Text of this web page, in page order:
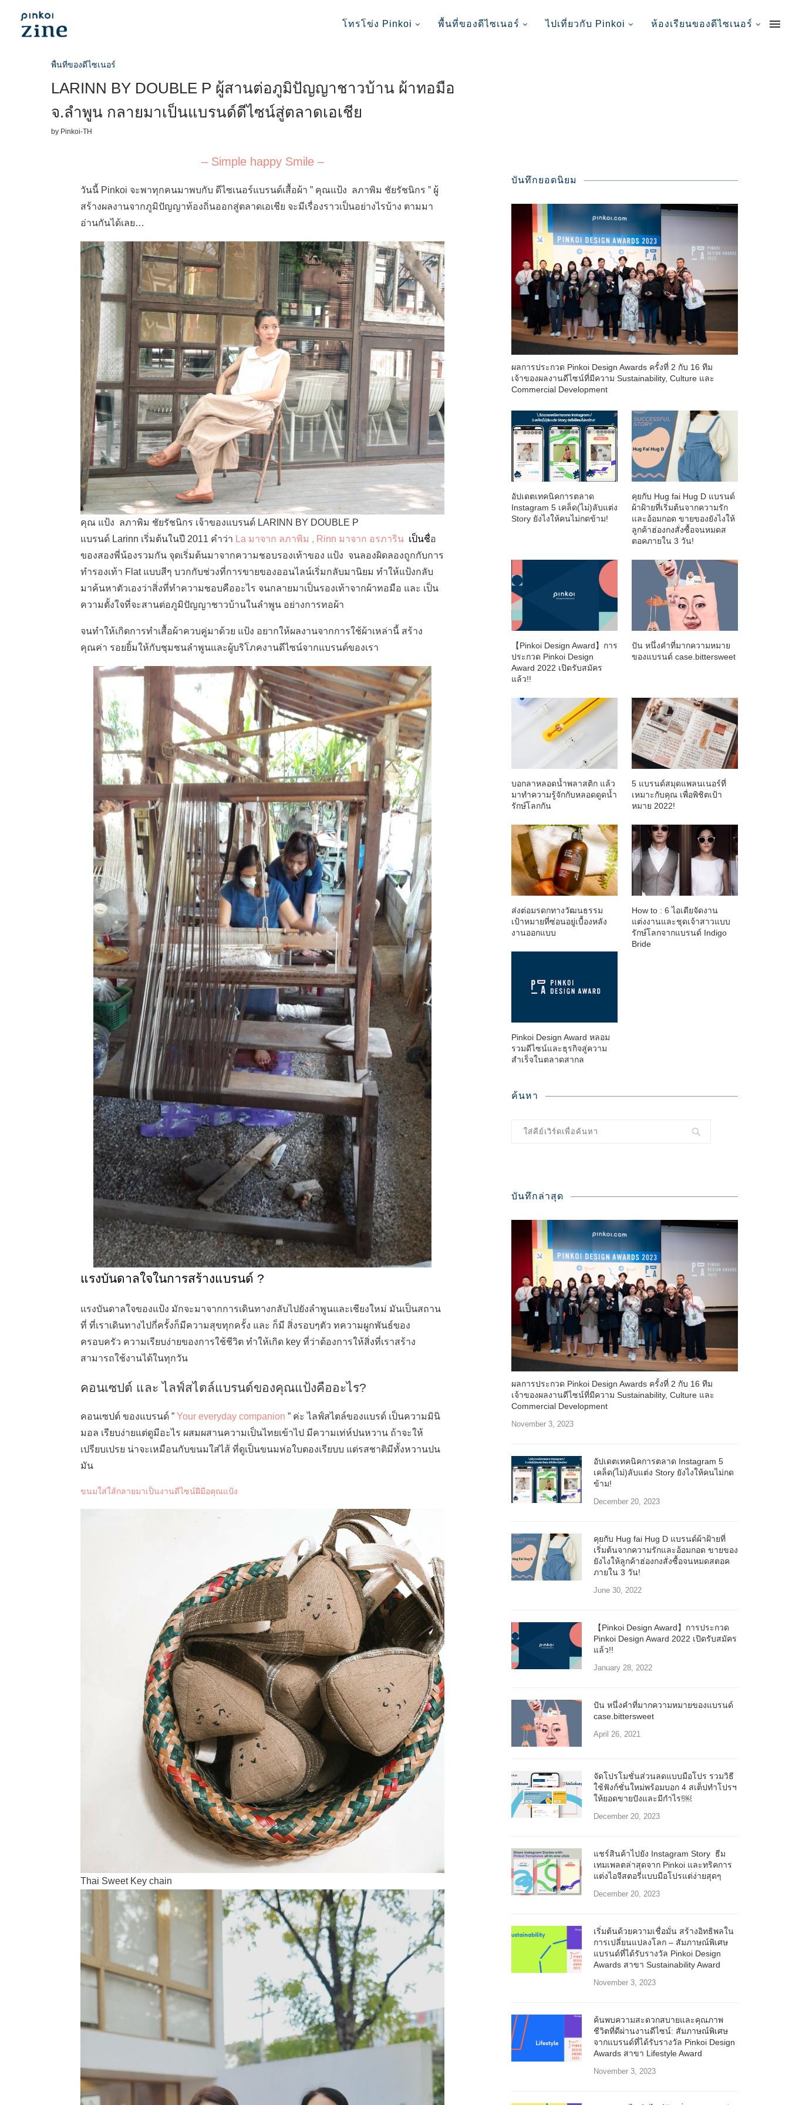
โทรโข่ง Pinkoi พื้นที่ของดีไซเนอร์ ไปเที่ยวกับ Pinkoi ห้องเรียนของดีไซเนอร์
พื้นที่ของดีไซเนอร์
LARINN BY DOUBLE P ผู้สานต่อภูมิปัญญาชาวบ้าน ผ้าทอมือ
จ.ลำพูน กลายมาเป็นแบรนด์ดีไซน์สู่ตลาดเอเชีย
by Pinkoi-TH
– Simple happy Smile –
วันนี้ Pinkoi จะพาทุกคนมาพบกับ ดีไซเนอร์แบรนด์เสื้อผ้า ” คุณแป้ง ลภาพิม ชัยรัชนิกร ” ผู้
สร้างผลงานจากภูมิปัญญาท้องถิ่นออกสู่ตลาดเอเชีย จะมีเรื่องราวเป็นอย่างไรบ้าง ตามมา
อ่านกันได้เลย…
คุณ แป้ง ลภาพิม ชัยรัชนิกร เจ้าของแบรนด์ LARINN BY DOUBLE P
แบรนด์ Larinn เริ่มต้นในปี 2011 คำว่า La มาจาก ลภาพิม , Rinn มาจาก อรภาริน เป็นชื่อ
ของสองพี่น้องรวมกัน จุดเริ่มต้นมาจากความชอบรองเท้าของ แป้ง จนลองผิดลองถูกกับการ
ทำรองเท้า Flat แบบสีๆ บวกกับช่วงที่การขายของออนไลน์เริ่มกลับมานิยม ทำให้แป้งกลับ
มาค้นหาตัวเองว่าสิ่งที่ทำความชอบคืออะไร จนกลายมาเป็นรองเท้าจากผ้าทอมือ และ เป็น
ความตั้งใจที่จะสานต่อภูมิปัญญาชาวบ้านในลำพูน อย่างการทอผ้า
จนทำให้เกิดการทำเสื้อผ้าควบคู่มาด้วย แป้ง อยากให้ผลงานจากการใช้ผ้าเหล่านี้ สร้าง
คุณค่า รอยยิ้มให้กับชุมชนลำพูนและผู้บริโภคงานดีไซน์จากแบรนด์ของเรา
แรงบันดาลใจในการสร้างแบรนด์ ?
แรงบันดาลใจของแป้ง มักจะมาจากการเดินทางกลับไปยังลำพูนและเชียงใหม่ มันเป็นสถาน
ที่ ที่เราเดินทางไปกี่ครั้งก็มีความสุขทุกครั้ง และ ก็มี สิ่งรอบๆตัว ทความผูกพันธ์ของ
ครอบครัว ความเรียบง่ายของการใช้ชีวิต ทำให้เกิด key ที่ว่าต้องการให้สิ่งที่เราสร้าง
สามารถใช้งานได้ในทุกวัน
คอนเซปต์ และ ไลฟ์สไตล์แบรนด์ของคุณแป้งคืออะไร?
คอนเซปต์ ของแบรนด์ ” Your everyday companion ” ค่ะ ไลฟ์สไตล์ของแบรด์ เป็นความมินิ
มอล เรียบง่ายแต่ดูมีอะไร ผสมผสานความเป็นไทยเข้าไป มีความเท่ห์ปนหวาน ถ้าจะให้
เปรียบเปรย น่าจะเหมือนกับขนมใส่ไส้ ที่ดูเป็นขนมห่อใบตองเรียบบ แต่รสชาติมีทั้งหวานปน
มัน
ขนมใส่ใส้กลายมาเป็นงานดีไซน์ฝีมือคุณแป้ง
Thai Sweet Key chain
บันทึกยอดนิยม
ผลการประกวด Pinkoi Design Awards ครั้งที่ 2 กับ 16 ทีม
เจ้าของผลงานดีไซน์ที่มีความ Sustainability, Culture และ
Commercial Development
อัปเดตเทคนิคการตลาด
Instagram 5 เคล็ด(ไม่)ลับแต่ง
Story ยังไงให้คนไม่กดข้าม!
คุยกับ Hug fai Hug D แบรนด์
ผ้าฝ้ายที่เริ่มต้นจากความรัก
และอ้อมกอด ขายของยังไงให้
ลูกค้าฮ่องกงสั่งซื้อจนหมดส
ตอคภายใน 3 วัน!
【Pinkoi Design Award】การ
ประกวด Pinkoi Design
Award 2022 เปิดรับสมัคร
แล้ว!!
ปัน หนึ่งคำที่มากความหมาย
ของแบรนด์ case.bittersweet
บอกลาหลอดน้ำพลาสติก แล้ว
มาทำความรู้จักกับหลอดดูดน้ำ
รักษ์โลกกัน
5 แบรนด์สมุดแพลนเนอร์ที่
เหมาะกับคุณ เพื่อพิชิตเป้า
หมาย 2022!
ส่งต่อมรดกทางวัฒนธรรม
เป้าหมายที่ซ่อนอยู่เบื้องหลัง
งานออกแบบ
How to : 6 ไอเดียจัดงาน
แต่งงานและชุดเจ้าสาวแบบ
รักษ์โลกจากแบรนด์ Indigo
Bride
Pinkoi Design Award หลอม
รวมดีไซน์และธุรกิจสู่ความ
สำเร็จในตลาดสากล
ค้นหา
บันทึกล่าสุด
ผลการประกวด Pinkoi Design Awards ครั้งที่ 2 กับ 16 ทีม
เจ้าของผลงานดีไซน์ที่มีความ Sustainability, Culture และ
Commercial Development
November 3, 2023
อัปเดตเทคนิคการตลาด Instagram 5
เคล็ด(ไม่)ลับแต่ง Story ยังไงให้คนไม่กด
ข้าม!
December 20, 2023
คุยกับ Hug fai Hug D แบรนด์ผ้าฝ้ายที่
เริ่มต้นจากความรักและอ้อมกอด ขายของ
ยังไงให้ลูกค้าฮ่องกงสั่งซื้อจนหมดสตอค
ภายใน 3 วัน!
June 30, 2022
【Pinkoi Design Award】การประกวด
Pinkoi Design Award 2022 เปิดรับสมัคร
แล้ว!!
January 28, 2022
ปัน หนึ่งคำที่มากความหมายของแบรนด์
case.bittersweet
April 26, 2021
จัดโปรโมชั่นส่วนลดแบบมือโปร รวมวิธี
ใช้ฟังก์ชั่นใหม่พร้อมบอก 4 สเต็ปทำโปรฯ
ให้ยอดขายปังและมีกำไร!￼
December 20, 2023
แชร์สินค้าไปยัง Instagram Story ธีม
เทมเพลตล่าสุดจาก Pinkoi และทริคการ
แต่งไอจีสตอรี่แบบมือโปรแต่ง่ายสุดๆ
December 20, 2023
เริ่มต้นด้วยความเชื่อมั่น สร้างอิทธิพลใน
การเปลี่ยนแปลงโลก – สัมภาษณ์พิเศษ
แบรนด์ที่ได้รับรางวัล Pinkoi Design
Awards สาขา Sustainability Award
November 3, 2023
ค้นพบความสะดวกสบายและคุณภาพ
ชีวิตที่ดีผ่านงานดีไซน์: สัมภาษณ์พิเศษ
จากแบรนด์ที่ได้รับรางวัล Pinkoi Design
Awards สาขา Lifestyle Award
November 3, 2023